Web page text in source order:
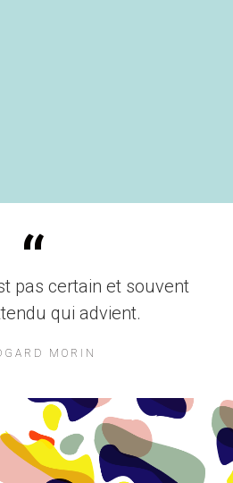
“
pas certain et souvent
qui advient.
MORIN